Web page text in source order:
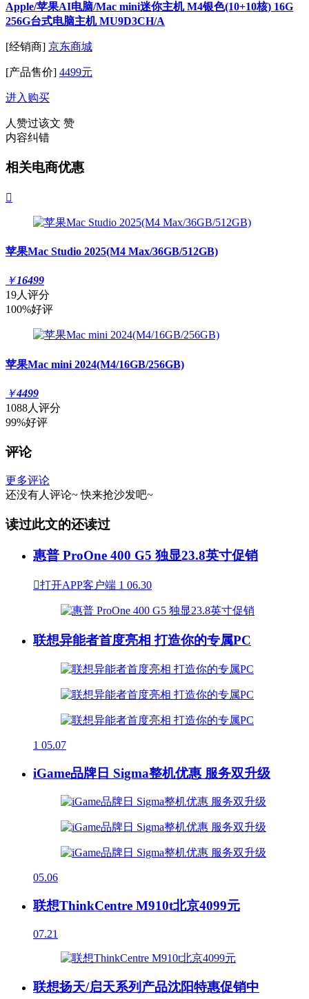
Apple/苹果AI电脑/Mac mini迷你主机 M4银色(10+10核) 16G
256G台式电脑主机 MU9D3CH/A
[经销商] 京东商城
[产品售价] 4499元
进入购买
人赞过该文 赞
内容纠错
相关电商优惠

苹果Mac Studio 2025(M4 Max/36GB/512GB)
￥16499
19人评分
100%好评
苹果Mac mini 2024(M4/16GB/256GB)
￥4499
1088人评分
99%好评
评论
更多评论
还没有人评论~ 快来抢沙发吧~
读过此文的还读过
惠普 ProOne 400 G5 独显23.8英寸促销
打开APP客户端 1 06.30
联想异能者首度亮相 打造你的专属PC
1 05.07
iGame品牌日 Sigma整机优惠 服务双升级
05.06
联想ThinkCentre M910t北京4099元
07.21
联想扬天/启天系列产品沈阳特惠促销中